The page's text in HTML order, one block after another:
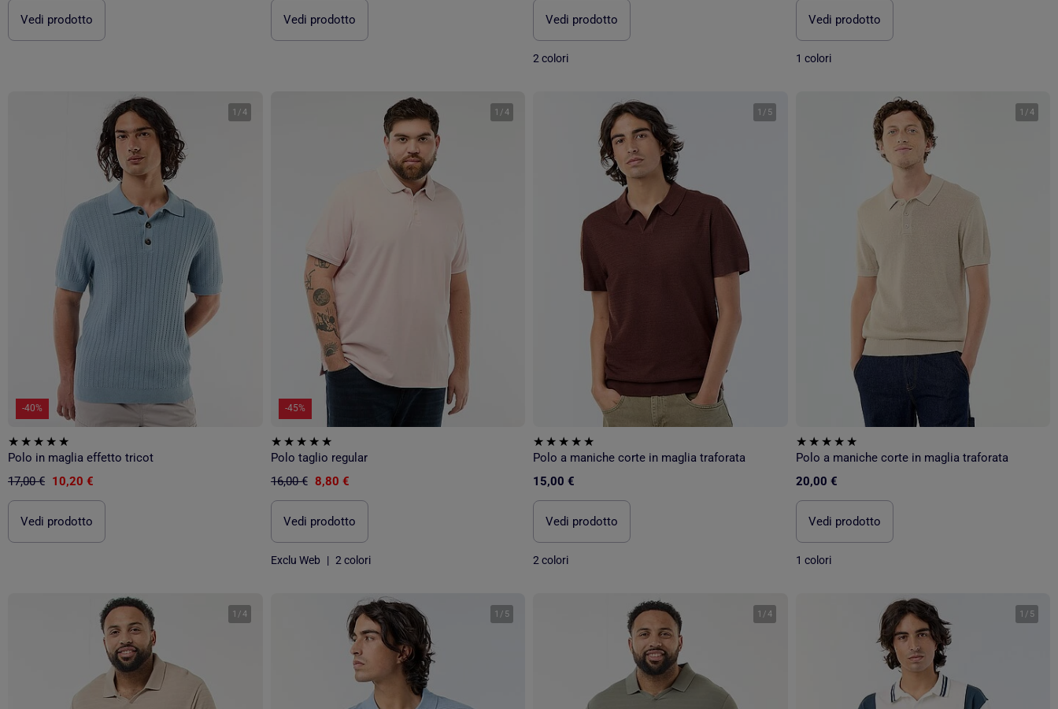
Vedi prodotto Vedi prodotto Vedi prodotto
2 colori
Vedi prodotto
1 colori
1 /4
-40%
Polo in maglia effetto tricot
17,00 € 10,20 €
Vedi prodotto
1 /4
-45%
Polo taglio regular
16,00 € 8,80 €
Vedi prodotto
Exclu Web | 2 colori
1 / 5
Polo a maniche corte in maglia traforata
15,00 €
Vedi prodotto
2 colori
1 /4
Polo a maniche corte in maglia traforata
20,00 €
Vedi prodotto
1 colori
1 /4 1 / 5 1 /4 1 / 5